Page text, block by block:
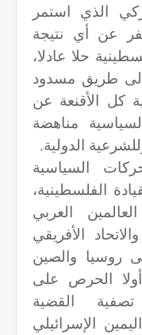
الذي استمر
عن أي نتيجة
حلا عادلا،
طريق مسدود
كل الأقنعة عن
مناهضة
الدولية.
السياسية
الفلسطينية،
العربي
الأفريقي
روسيا والصين
أولا الحرص على
القضية
الإسرائيلي